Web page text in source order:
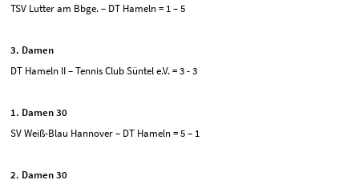
TSV Lutter am Bbge. – DT Hameln = 1 – 5
3. Damen
DT Hameln II – Tennis Club Süntel e.V. = 3 - 3
1. Damen 30
SV Weiß-Blau Hannover – DT Hameln = 5 – 1
2. Damen 30